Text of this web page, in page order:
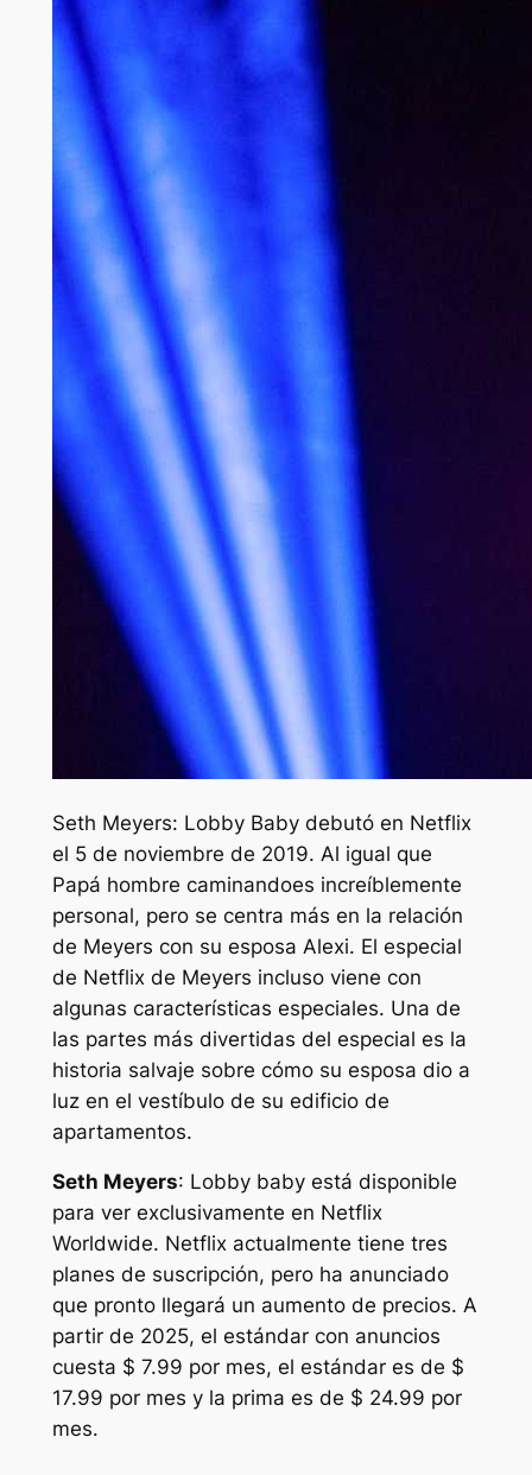
Seth Meyers: Lobby Babydebutó en Netflix
el 5 de noviembre de 2019. Al igual que
Papá hombre caminandoes increíblemente
personal, pero se centra más en la relación
de Meyers con su esposa Alexi. El especial
de Netflix de Meyers incluso viene con
algunas características especiales. Una de
las partes más divertidas del especial es la
historia salvaje sobre cómo su esposa dio a
luz en el vestíbulo de su edificio de
apartamentos.
Seth Meyers: Lobby babyestá disponible
para ver exclusivamente en Netflix
Worldwide. Netflix actualmente tiene tres
planes de suscripción, pero ha anunciado
que pronto llegará un aumento de precios. A
partir de 2025, el estándar con anuncios
cuesta $ 7.99 por mes, el estándar es de $
17.99 por mes y la prima es de $ 24.99 por
mes.